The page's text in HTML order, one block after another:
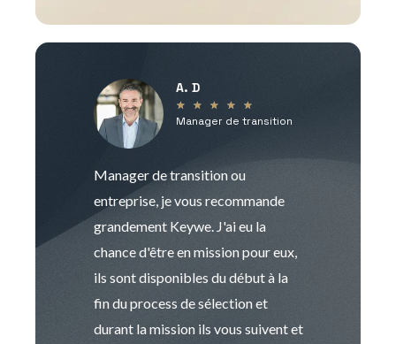
A. D
★ ★ ★ ★ ★
Manager de transition
Manager de transition ou
entreprise, je vous recommande
grandement Keywe. J'ai eu la
chance d'être en mission pour eux,
ils sont disponibles du début à la
fin du process de sélection et
durant la mission ils vous suivent et